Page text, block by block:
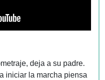
deja a su padre.
iniciar la marcha piensa